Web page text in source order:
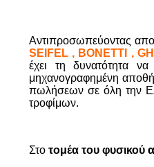
Αντιπροσωπεύοντας
SEIFEL , BONETTI ,
έχει τη δυνατότητα
μηχανογραφημένη
πωλήσεων σε όλη την
τροφίμων.
Στο τομέα του φυσικού